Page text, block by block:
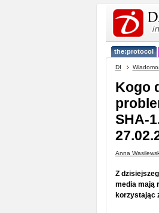
the:protocol
DI
Kogo
SHA-
Anna
Z
media mają
korzystając